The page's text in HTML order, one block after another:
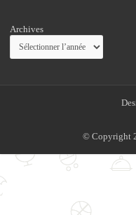
Archives
© Copyright